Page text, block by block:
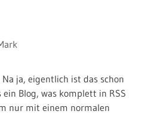
ja, eigentlich ist das schon
Blog, was komplett in RSS
nur mit einem normalen